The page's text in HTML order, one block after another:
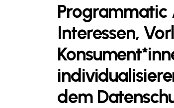
Interessen,
dem